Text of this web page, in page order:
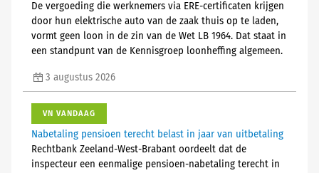
De vergoeding die werknemers via ERE-certificaten krijgen
door hun elektrische auto van de zaak thuis op te laden,
vormt geen loon in de zin van de Wet LB 1964. Dat staat in
een standpunt van de Kennisgroep loonheffing algemeen.
3 augustus 2026
VN VANDAAG
Nabetaling pensioen terecht belast in jaar van uitbetaling
Rechtbank Zeeland-West-Brabant oordeelt dat de
inspecteur een eenmalige pensioen-nabetaling terecht in